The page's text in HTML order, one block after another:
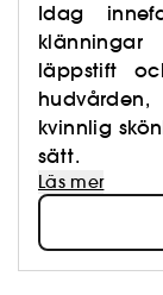
Idag
läppstift
kvinnlig
sätt.
Läs mer